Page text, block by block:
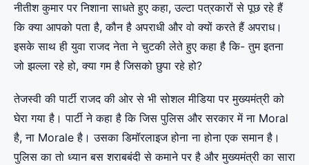
नीतीश कुमार पर निशाना साधते हुए कहा, उल्टा पत्रकारों से पूछ रहे हैं
कि क्या आपको पता है, कौन है अपराधी और वो क्यों करते हैं अपराध।
इसके साथ ही युवा राजद नेता ने चुटकी लेते हुए कहा है कि- तुम इतना
जो झल्ला रहे हो, क्या गम है जिसको छुपा रहे हो?
तेजस्वी की पार्टी राजद की ओर से भी सोशल मीडिया पर मुख्यमंत्री को
घेरा गया है। पार्टी ने कहा है कि जिस पुलिस और सरकार में ना Moral
है, ना Morale है। उसका डिमॉरलाइज होना ना होना एक समान है।
पुलिस का तो ध्यान बस शराबबंदी से कमाने पर है और मुख्यमंत्री का सारा